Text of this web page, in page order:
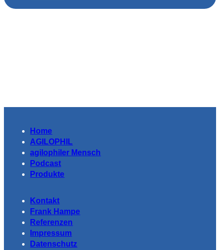
Home
AGILOPHIL
agilophiler Mensch
Podcast
Produkte
Kontakt
Frank Hampe
Referenzen
Impressum
Datenschutz